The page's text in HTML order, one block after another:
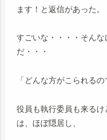
ます！と返信があった。
すごいな・・・・そん
だ・・・
「どんな方がこられる
役員も執行委員も来る
は、ほぼ隠居し、